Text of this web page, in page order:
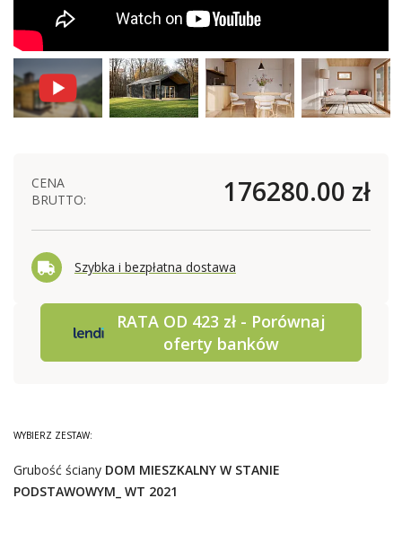
CENA
BRUTTO:
176280.00 zł
Szybka i bezpłatna dostawa
RATA OD 423 zł - Porównaj
oferty banków
WYBIERZ ZESTAW:
Grubość ściany DOM MIESZKALNY W STANIE
PODSTAWOWYM_ WT 2021